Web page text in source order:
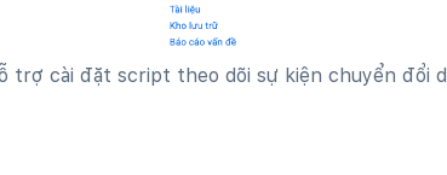
trợ cài đặt script theo dõi sự kiện chuyển đổi